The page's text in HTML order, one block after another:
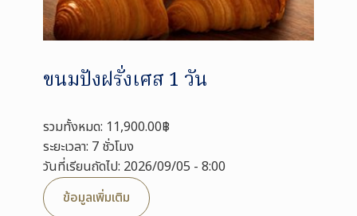
ขนมปังฝรั่งเศส 1 วัน
รวมทั้งหมด: 11,900.00฿
ระยะเวลา: 7 ชั่วโมง
วันที่เรียนถัดไป: 2026/09/05 - 8:00
ข้อมูลเพิ่มเติม